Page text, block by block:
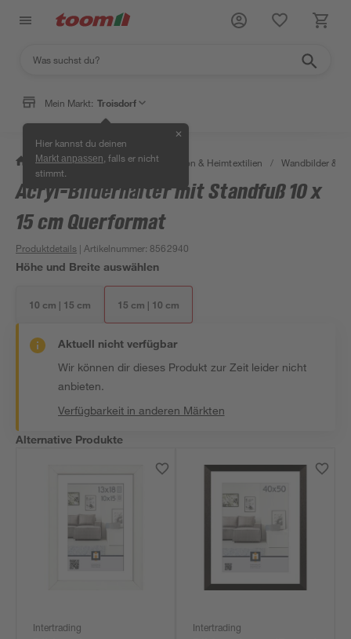
Mein Markt: Troisdorf
Hier kannst du deinen
Markt anpassen , falls er nicht
stimmt.
✕
/ Wohnen & Haushalt / Dekoration & Heimtextilien / Wandbilder &
Acryl-Bilderhalter mit Standfuß 10 x
15 cm Querformat
Produktdetails | Artikelnummer: 8562940
Höhe und Breite auswählen
10 cm | 15 cm 15 cm | 10 cm
Aktuell nicht verfügbar
Wir können dir dieses Produkt zur Zeit leider nicht
anbieten.
Verfügbarkeit in anderen Märkten
Alternative Produkte
Intertrading Intertrading